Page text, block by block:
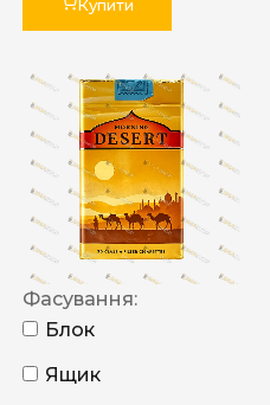
Купити
Фасування:
Блок
Ящик